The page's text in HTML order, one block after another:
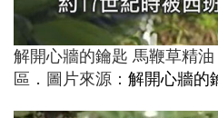
解開心牆的鑰匙 馬鞭草精
區．圖片來源： 解開心牆的